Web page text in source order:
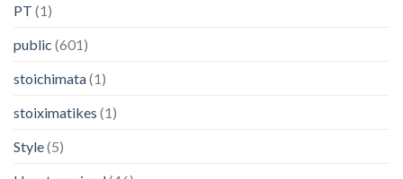
PT (1)
public (601)
stoichimata(1)
stoiximatikes (1)
Style(5)